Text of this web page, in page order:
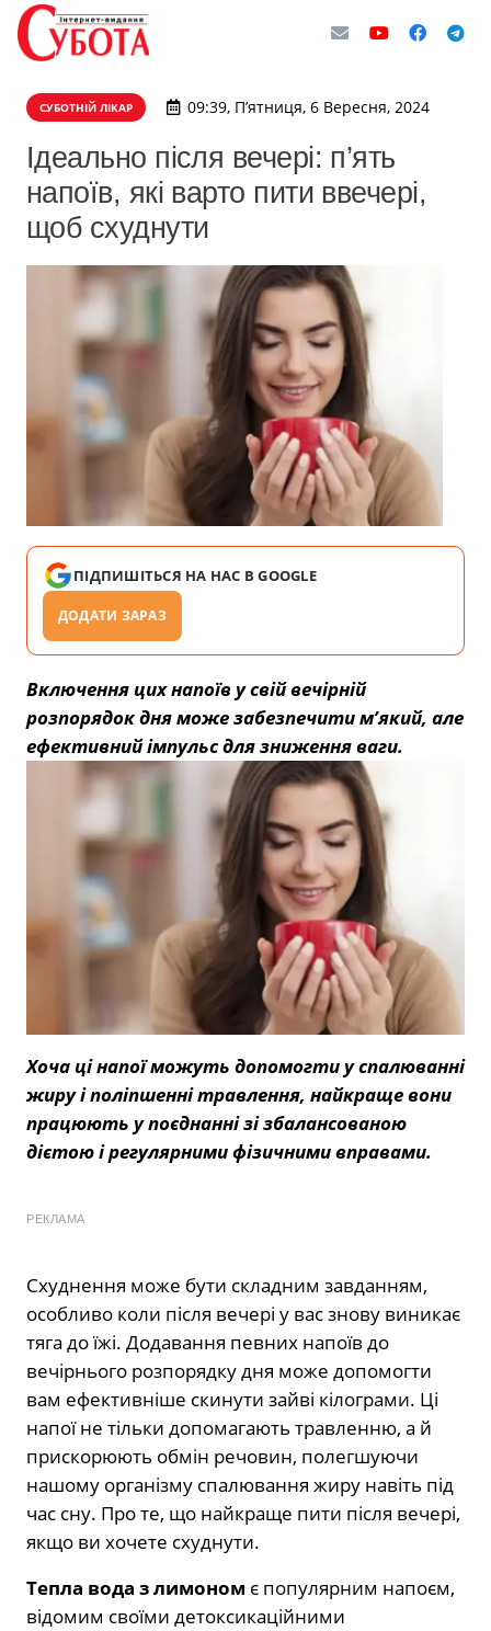
СУБОТНІЙ ЛІКАР 09:39, П’ятниця, 6 Вересня, 2024
Ідеально після вечері: п’ять
напоїв, які варто пити ввечері,
щоб схуднути
ПІДПИШІТЬСЯ НА НАС В GOOGLE
ДОДАТИ ЗАРАЗ
Включення цих напоїв у свій вечірній
розпорядок дня може забезпечити м’який, але
ефективний імпульс для зниження ваги.
Хоча ці напої можуть допомогти у спалюванні
жиру і поліпшенні травлення, найкраще вони
працюють у поєднанні зі збалансованою
дієтою і регулярними фізичними вправами.
РЕКЛАМА
Схуднення може бути складним завданням,
особливо коли після вечері у вас знову виникає
тяга до їжі. Додавання певних напоїв до
вечірнього розпорядку дня може допомогти
вам ефективніше скинути зайві кілограми. Ці
напої не тільки допомагають травленню, а й
прискорюють обмін речовин, полегшуючи
нашому організму спалювання жиру навіть під
час сну. Про те, що найкраще пити після вечері,
якщо ви хочете схуднути.
Тепла вода з лимоном є популярним напоєм,
відомим своїми детоксикаційними